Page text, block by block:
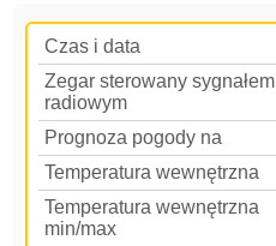
Czas i data
Zegar sterowany sygnałem
radiowym
Prognoza pogody na
Temperatura wewnętrzna
Temperatura wewnętrzna
min/max